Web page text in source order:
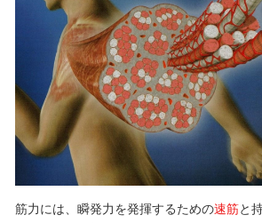
筋力には、瞬発力を発揮するための速筋と